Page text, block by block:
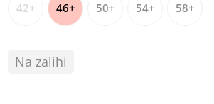
42+ 46+ 50+ 54+ 58+
Na zalihi